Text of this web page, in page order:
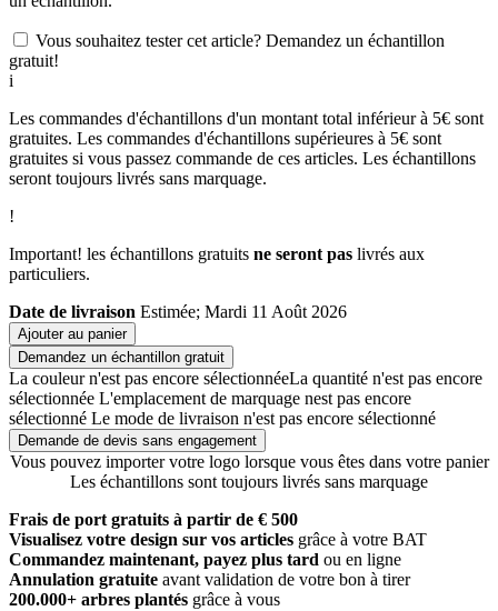
Vous souhaitez tester cet article? Demandez un échantillon
gratuit!
i
Les commandes d'échantillons d'un montant total inférieur à 5€ sont
gratuites. Les commandes d'échantillons supérieures à 5€ sont
gratuites si vous passez commande de ces articles. Les échantillons
seront toujours livrés sans marquage.
!
Important! les échantillons gratuits ne seront pas livrés aux
particuliers.
Date de livraison Estimée; Mardi 11 Août 2026
Ajouter au panier
Demandez un échantillon gratuit
La couleur n'est pas encore sélectionnéeLa quantité n'est pas encore
sélectionnée L'emplacement de marquage nest pas encore
sélectionné Le mode de livraison n'est pas encore sélectionné
Demande de devis sans engagement
Vous pouvez importer votre logo lorsque vous êtes dans votre panier
Les échantillons sont toujours livrés sans marquage
Frais de port gratuits à partir de € 500
Visualisez votre design sur vos articles grâce à votre BAT
Commandez maintenant, payez plus tard ou en ligne
Annulation gratuite avant validation de votre bon à tirer
200.000+ arbres plantés grâce à vous